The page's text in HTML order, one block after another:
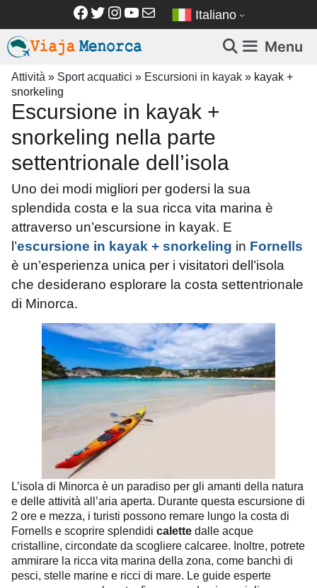
contenuto
Facebook
Twitter
Instagram
YouTube
Email Italiano
Menu
Attività » Sport acquatici » Escursioni in kayak » kayak +
snorkeling
Escursione in kayak +
snorkeling nella parte
settentrionale dell’isola
Uno dei modi migliori per godersi la sua
splendida costa e la sua ricca vita marina è
attraverso un’escursione in kayak. E
l’escursione in kayak + snorkeling in Fornells
è un’esperienza unica per i visitatori dell’isola
che desiderano esplorare la costa settentrionale
di Minorca.
L’isola di Minorca è un paradiso per gli amanti della natura
e delle attività all’aria aperta. Durante questa escursione di
2 ore e mezza, i turisti possono remare lungo la costa di
Fornells e scoprire splendidi calette dalle acque
cristalline, circondate da scogliere calcaree. Inoltre, potrete
ammirare la ricca vita marina della zona, come banchi di
pesci, stelle marine e ricci di mare. Le guide esperte